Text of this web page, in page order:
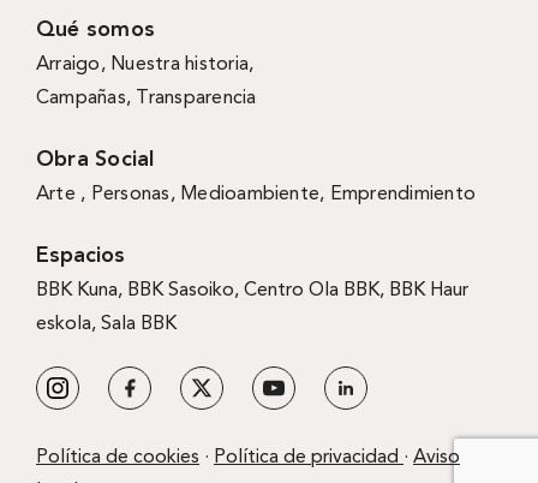
Qué somos
Arraigo, Nuestra historia,
Campañas, Transparencia
Obra Social
Arte , Personas, Medioambiente, Emprendimiento
Espacios
BBK Kuna, BBK Sasoiko, Centro Ola BBK, BBK Haur
eskola, Sala BBK
Política de cookies · Política de privacidad · Aviso